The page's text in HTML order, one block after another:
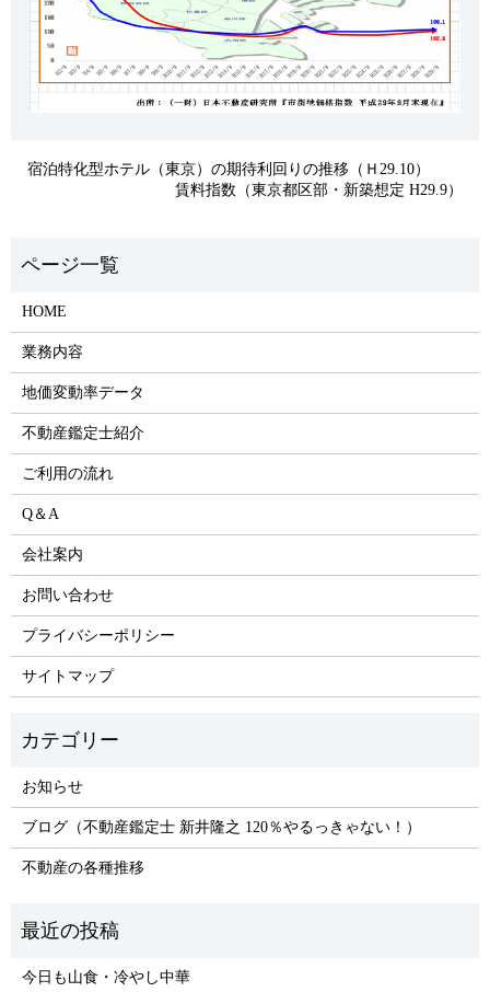
宿泊特化型ホテル（東京）の期待利回りの推移（Ｈ29.10）
賃料指数（東京都区部・新築想定 H29.9）
HOME
業務内容
地価変動率データ
不動産鑑定士紹介
ご利用の流れ
Q＆A
会社案内
お問い合わせ
プライバシーポリシー
サイトマップ
お知らせ
ブログ（不動産鑑定士 新井隆之 120％やるっきゃない！）
不動産の各種推移
今日も山食・冷やし中華